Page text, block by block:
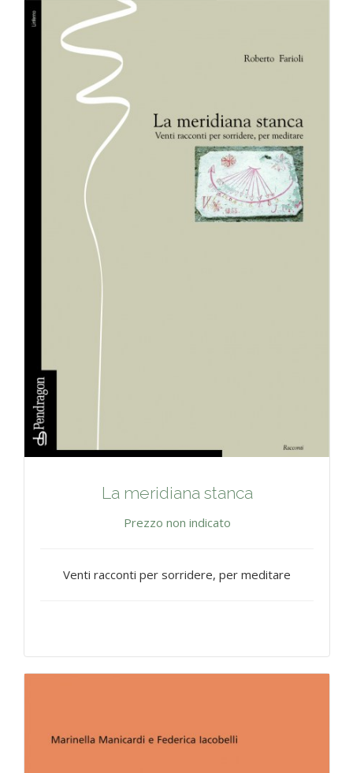
La meridiana stanca
Prezzo non indicato
Venti racconti per sorridere, per meditare